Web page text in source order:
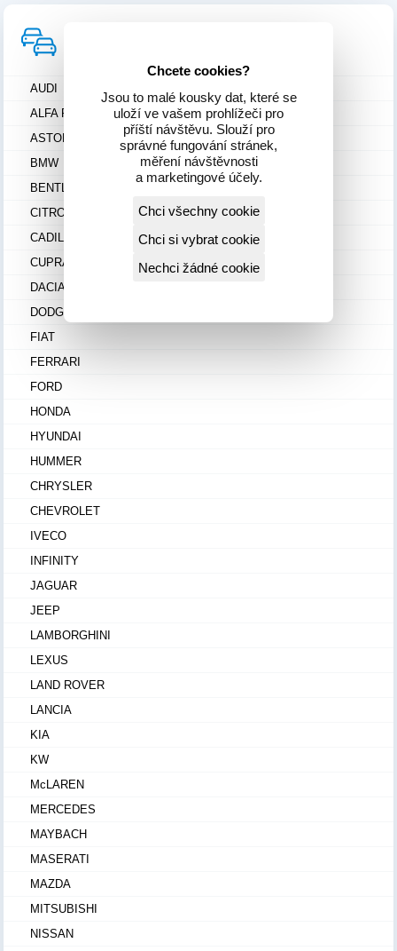
AUDI
ALFA ROMEO
ASTON MARTIN
BMW
BENTLEY
CITROEN
CADILLAC
CUPRA
DACIA
DODGE
FIAT
FERRARI
FORD
HONDA
HYUNDAI
HUMMER
CHRYSLER
CHEVROLET
IVECO
INFINITY
JAGUAR
JEEP
LAMBORGHINI
LEXUS
LAND ROVER
LANCIA
KIA
KW
McLAREN
MERCEDES
MAYBACH
MASERATI
MAZDA
MITSUBISHI
NISSAN
Chcete cookies?
Jsou to malé kousky dat, které se
uloží ve vašem prohlížeči pro
příští návštěvu. Slouží pro
správné fungování stránek,
měření návštěvnosti
a marketingové účely.
Chci všechny cookie
Chci si vybrat cookie
Nechci žádné cookie